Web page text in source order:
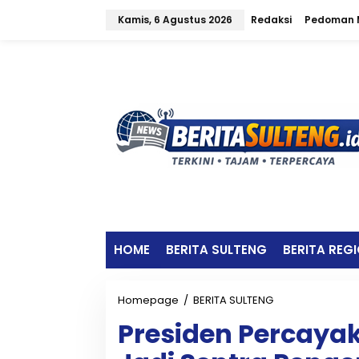
Kamis, 6 Agustus 2026 Redaksi Pedoman
HOME BERITA SULTENG BERITA
Homepage / BERITA SULTENG
e
s
Presiden